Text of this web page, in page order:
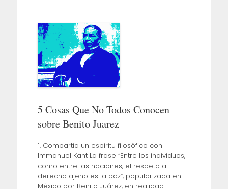
5 Cosas Que No Todos Conocen
sobre Benito Juarez
1. Compartía un espíritu filosófico con
Immanuel Kant La frase “Entre los individuos,
como entre las naciones, el respeto al
derecho ajeno es la paz”, popularizada en
México por Benito Juárez, en realidad